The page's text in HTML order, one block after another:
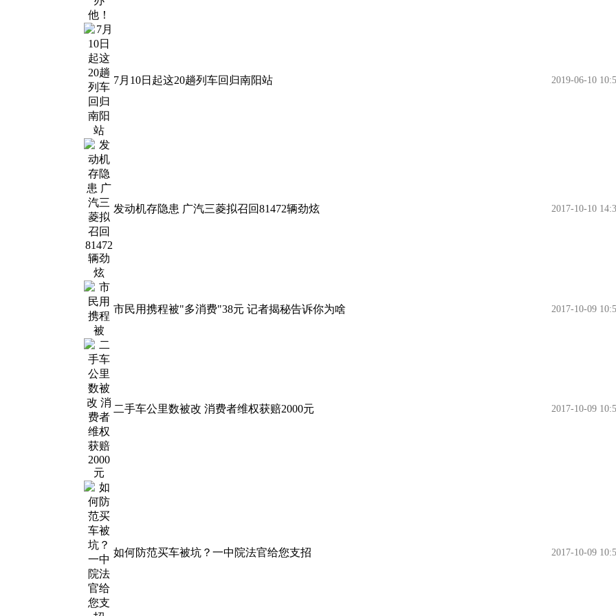
7月10日起这20趟列车回归南阳站 2019-06-10
发动机存隐患 广汽三菱拟召回81472辆劲炫 2017-10-10
市民用携程被"多消费"38元 记者揭秘告诉你为啥 2017-10-09
二手车公里数被改 消费者维权获赔2000元 2017-10-09
如何防范买车被坑？一中院法官给您支招 2017-10-09